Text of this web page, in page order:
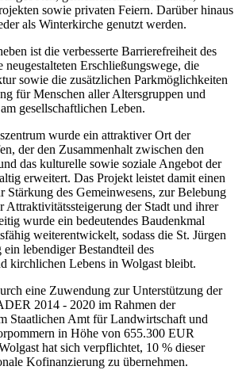
sowie privaten Feiern. Darüber hinaus
als Winterkirche genutzt werden.
ist die verbesserte Barrierefreiheit des
neugestalteten Erschließungswege, die
sowie die zusätzlichen Parkmöglichkeiten
für Menschen aller Altersgruppen und
gesellschaftlichen Leben.
wurde ein attraktiver Ort der
der den Zusammenhalt zwischen den
das kulturelle sowie soziale Angebot der
erweitert. Das Projekt leistet damit einen
Stärkung des Gemeinwesens, zur Belebung
Attraktivitätssteigerung der Stadt und ihrer
wurde ein bedeutendes Baudenkmal
weiterentwickelt, sodass die St. Jürgen
lebendiger Bestandteil des
kirchlichen Lebens in Wolgast bleibt.
eine Zuwendung zur Unterstützung der
2014 - 2020 im Rahmen der
Staatlichen Amt für Landwirtschaft und
in Höhe von 655.300 EUR
hat sich verpflichtet, 10 % dieser
Kofinanzierung zu übernehmen.